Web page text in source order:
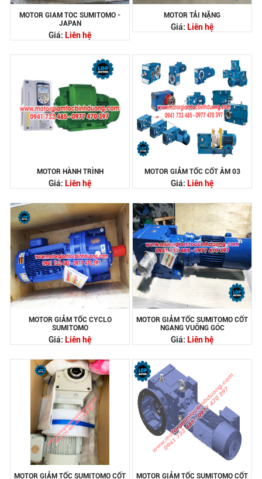
MOTOR GIAM TOC SUMITOMO -
JAPAN
Giá: Liên hệ
MOTOR TẢI NẶNG
Giá: Liên hệ
MOTOR HÀNH TRÌNH
Giá: Liên hệ
MOTOR GIẢM TỐC CỐT ÂM 03
Giá: Liên hệ
MOTOR GIẢM TỐC CYCLO
SUMITOMO
Giá: Liên hệ
MOTOR GIẢM TỐC SUMITOMO CỐT
NGANG VUÔNG GÓC
Giá: Liên hệ
MOTOR GIẢM TỐC SUMITOMO CỐT
MOTOR GIẢM TỐC SUMITOMO CỐT